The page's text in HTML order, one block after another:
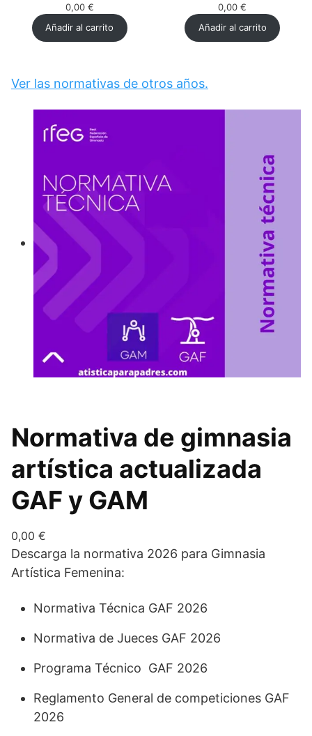
0,00 €
Añadir al carrito
0,00€
Añadir al carrito
Ver las normativas de otros años.
Normativa de gimnasia
artística actualizada
GAF y GAM
0,00 €
Descarga la normativa 2026 para Gimnasia
Artística Femenina:
Normativa Técnica GAF 2026
Normativa de Jueces GAF 2026
Programa Técnico GAF 2026
Reglamento General de competiciones GAF
2026